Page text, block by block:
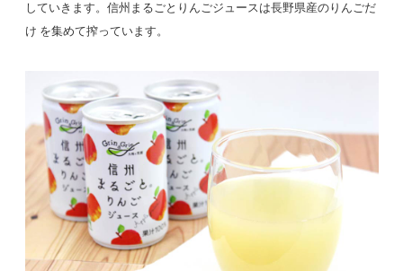
していきます。信州まるごとりんごジュースは長野県産のりんごだ
け を集めて搾っています。